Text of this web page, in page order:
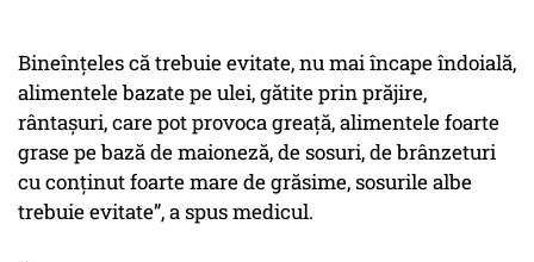
Bineînțeles că trebuie evitate, nu mai încape îndoială,
alimentele bazate pe ulei, gătite prin prăjire,
rântașuri, care pot provoca greață, alimentele foarte
grase pe bază de maioneză, de sosuri, de brânzeturi
cu conținut foarte mare de grăsime, sosurile albe
trebuie evitate”, a spus medicul.